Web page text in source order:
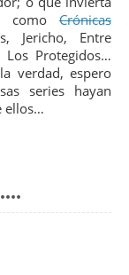
como Crónicas
Jericho, Entre
Los Protegidos…
verdad, espero
series hayan
ellos…